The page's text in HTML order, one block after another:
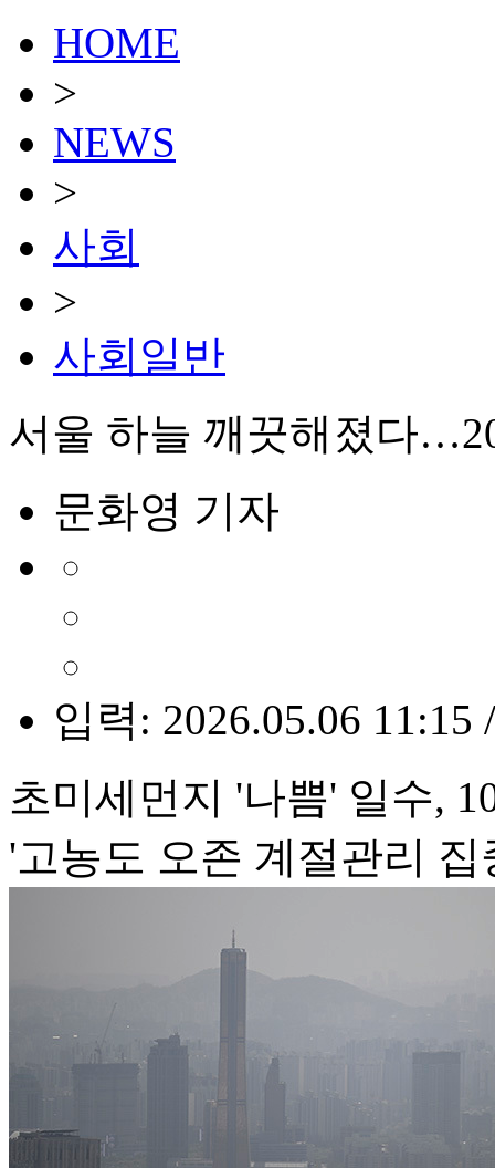
HOME
>
NEWS
>
사회
>
사회일반
서울 하늘 깨끗해졌다
문화영 기자
입력: 2026.05.06 11:15
초미세먼지 '나쁨' 일수,
'고농도 오존 계절관리